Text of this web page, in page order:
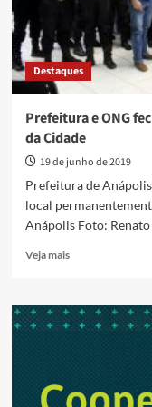
Destaques
Prefeitura e ONG
da Cidade
19 de junho de 2019
Prefeitura de
local
Anápolis Foto: Renato
Veja maisRead
Prefeitura
para